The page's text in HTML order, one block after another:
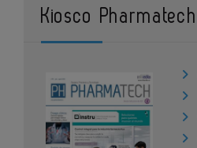
Kiosco Pharmatech